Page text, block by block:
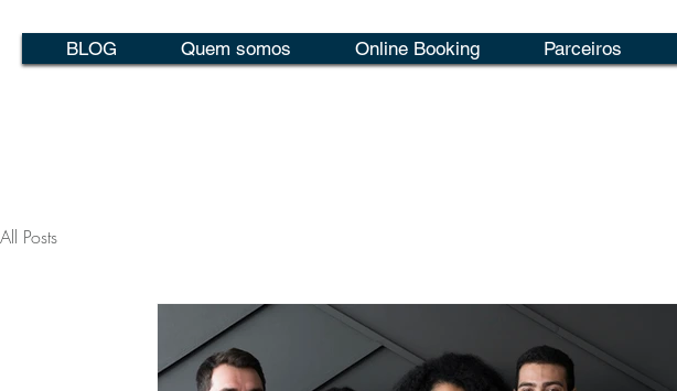
BLOG Quem somos Online Booking Parceiros
All Posts